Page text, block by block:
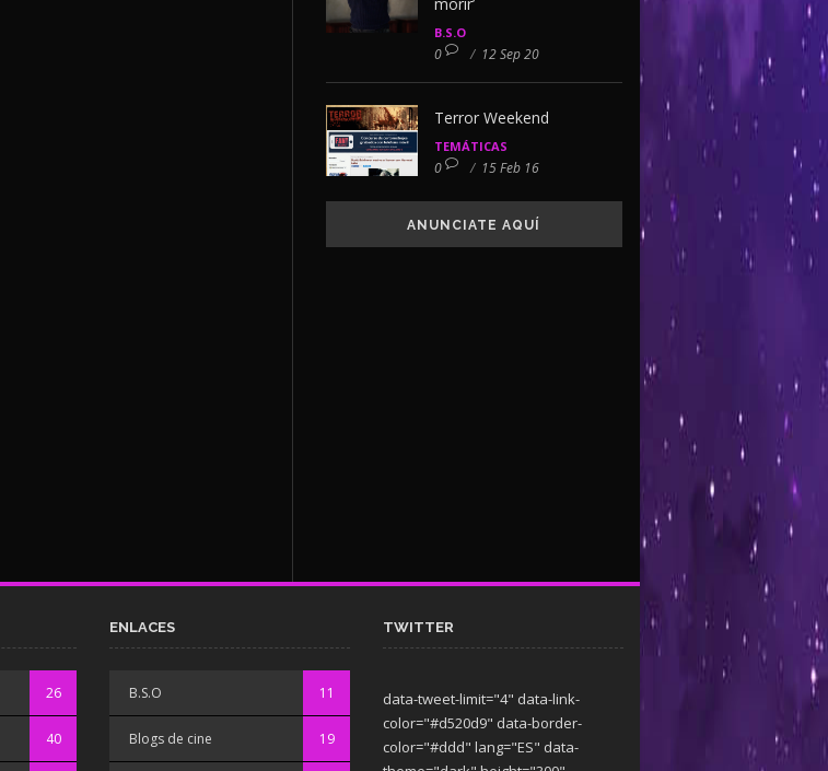
B.S.O
0 / 12 Sep 20
Terror Weekend
TEMÁTICAS
0 / 15 Feb 16
ANUNCIATE AQUÍ
26
40
ENLACES
B.S.O 11
Blogs de cine 19
TWITTER
data-tweet-limit="4" data-link-
color="#d520d9" data-border-
color="#ddd" lang="ES" data-